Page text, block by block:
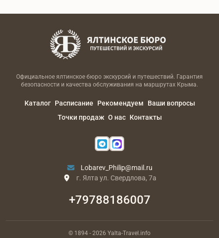
Официальное ялтинское бюро экскурсий и путешествий. Гарантия
безопасности и качества обслуживания на маршрутах Крыма.
Каталог Расписание Рекомендуем
Ваши вопросы
Точки продаж О нас Контакты
Lobarev_Philip@mail.ru
г. Ялта ул. Свердлова, 7а
+79788186007
© 1894 - 2026 Yalta-Travel.info